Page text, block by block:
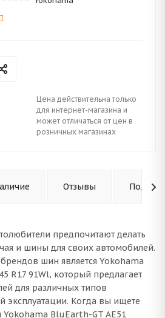
Цена действительна только
для интернет-магазина и
может отличаться от цен в
розничных магазинах
Отзывы
предпочитают делать
и шины для своих автомобилей.
шин является Yokohama
R17 91Wl, который предлагает
для различных типов
эксплуатации. Когда вы ищете
BluEarth-GT AE51